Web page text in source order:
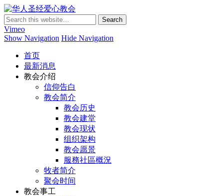
Vimeo
Show Navigation Hide Navigation
首页
最新消息
教会介绍
信仰告白
教会简介
教会历史
教会建堂
教会现状
组织架构
教会愿景
服務社區概況
牧者简介
聚会时间
教会事工